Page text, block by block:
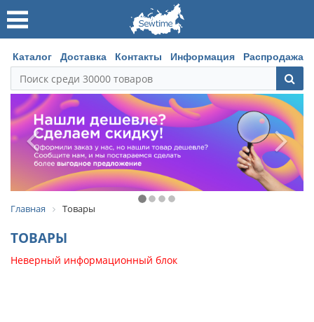
Каталог Доставка Контакты Информация Распродажа
Главная Товары
ТОВАРЫ
Неверный информационный блок